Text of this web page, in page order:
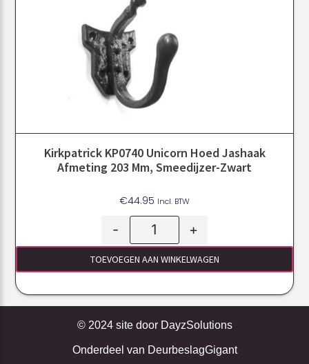
Kirkpatrick KP0740 Unicorn Hoed Jashaak
Afmeting 203 Mm, Smeedijzer-Zwart
€44.95 Incl. BTW
- +
TOEVOEGEN AAN WINKELWAGEN
© 2024 site door DayzSolutions
Onderdeel van DeurbeslagGigant